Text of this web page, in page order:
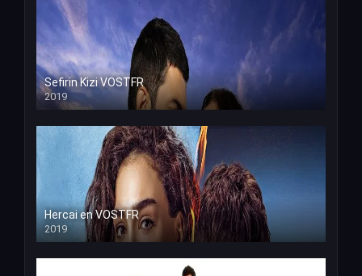
Sefirin Kizi VOSTFR
2019
Hercai en VOSTFR
2019